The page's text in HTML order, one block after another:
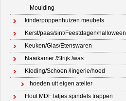
Moulding
kinderpoppenhuizen meubels
Kerst/paas/sint/Feestdagen/halloween
Keuken/Glas/Etenswaren
Naaikamer /Strijk /was
Kleding/Schoen /lingerie/hoed
hoeden uit eigen atelier
Hout MDF latjes spindels trappen